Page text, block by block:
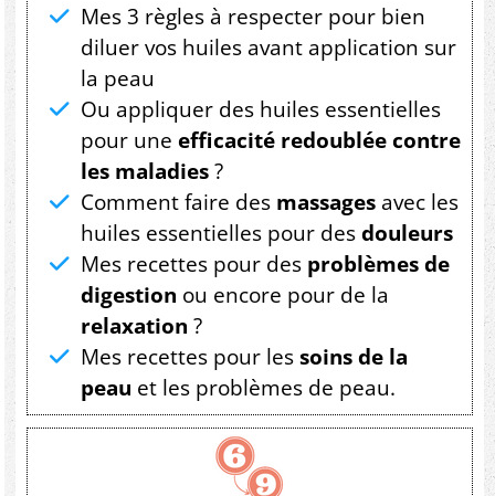
Mes 3 règles à respecter pour bien
diluer vos huiles avant application sur
la peau
Ou appliquer des huiles essentielles
pour une efficacité redoublée contre
les maladies?
Comment faire des massages avec les
huiles essentielles pour desdouleurs
Mes recettes pour des problèmes de
digestion ou encore pour de la
relaxation ?
Mes recettes pour lessoins de la
peau et les problèmes de peau.